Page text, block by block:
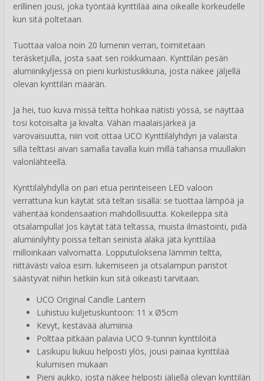
erillinen jousi, joka työntää kynttilää aina oikealle korkeudelle
kun sitä poltetaan.
Tuottaa valoa noin 20 lumenin verran, toimitetaan
teräsketjulla, josta saat sen roikkumaan. Kynttilän pesän
alumiinikyljessä on pieni kurkistusikkuna, josta näkee jäljellä
olevan kynttilän määrän.
Ja hei, tuo kuva missä teltta hohkaa nätisti yössä, se näyttää
tosi kotoisalta ja kivalta. Vähän maalaisjärkeä ja
varovaisuutta, niin voit ottaa UCO Kynttilälyhdyn ja valaista
sillä telttasi aivan samalla tavalla kuin millä tahansa muullakin
valonlähteellä.
Kynttilälyhdyllä on pari etua perinteiseen LED valoon
verrattuna kun käytät sitä teltan sisällä: se tuottaa lämpöä ja
vähentää kondensaation mahdollisuutta. Kokeileppa sitä
otsalampulla! Jos käytät tätä teltassa, muista ilmastointi, pidä
alumiinilyhty poissa teltan seinistä äläkä jätä kynttilää
milloinkaan valvomatta. Lopputuloksena lämmin teltta,
riittävästi valoa esim. lukemiseen ja otsalampun paristot
säästyvät niihin hetkiin kun sitä oikeasti tarvitaan.
UCO Original Candle Lantern
Luhistuu kuljetuskuntoon: 11 x Ø5cm
Kevyt, kestävää alumiinia
Polttaa pitkään palavia UCO 9-tunnin kynttilöitä
Lasikupu liukuu helposti ylös, jousi painaa kynttilää
kulumisen mukaan
Pieni aukko, josta näkee helposti jäljellä olevan kynttilän